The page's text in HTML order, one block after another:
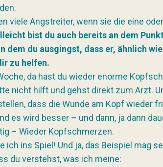
viele Angstreiter, wenn sie die eine
bist du auch bereits an dem
dem du ausgingst, dass er, ähnlich
zu helfen.
da hast du wieder enorme
nicht hilft und gehst direkt zum Arzt.
dass die Wunde am Kopf wieder
es wird besser – und dann, ja dann
– Wieder Kopfschmerzen.
ich ins Spiel! Und ja, das Beispiel mag
du verstehst, was ich meine: